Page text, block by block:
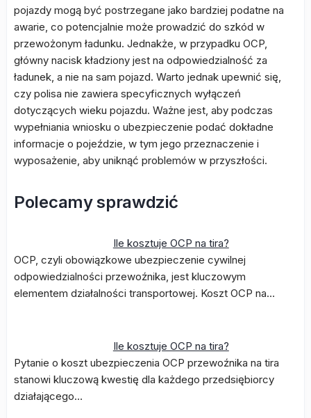
pojazdy mogą być postrzegane jako bardziej podatne na
awarie, co potencjalnie może prowadzić do szkód w
przewożonym ładunku. Jednakże, w przypadku OCP,
główny nacisk kładziony jest na odpowiedzialność za
ładunek, a nie na sam pojazd. Warto jednak upewnić się,
czy polisa nie zawiera specyficznych wyłączeń
dotyczących wieku pojazdu. Ważne jest, aby podczas
wypełniania wniosku o ubezpieczenie podać dokładne
informacje o pojeździe, w tym jego przeznaczenie i
wyposażenie, aby uniknąć problemów w przyszłości.
Polecamy sprawdzić
Ile kosztuje OCP na tira?
OCP, czyli obowiązkowe ubezpieczenie cywilnej
odpowiedzialności przewoźnika, jest kluczowym
elementem działalności transportowej. Koszt OCP na…
Ile kosztuje OCP na tira?
Pytanie o koszt ubezpieczenia OCP przewoźnika na tira
stanowi kluczową kwestię dla każdego przedsiębiorcy
działającego…